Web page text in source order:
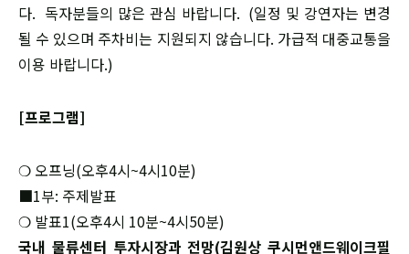
다. 독자분들의 많은 관심 바랍니다. (일정 및 강연자는 변경
될 수 있으며 주차비는 지원되지 않습니다. 가급적 대중교통을
이용 바랍니다.)
[프로그램]
❍ 오프닝(오후4시~4시10분)
■1부: 주제발표
❍ 발표1(오후4시 10분~4시50분)
국내 물류센터 투자시장과 전망(김원상 쿠시먼앤드웨이크필